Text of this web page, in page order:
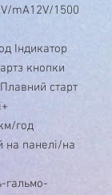
mA12V/1500
Індикатор
кнопки
старт
год
на панелі/на
гальмо-